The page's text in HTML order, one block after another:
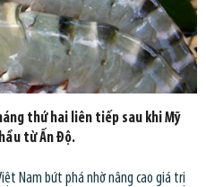
thứ hai liên tiếp sau khi Mỹ
từ Ấn Độ.
Nam bứt phá nhờ nâng cao giá trị